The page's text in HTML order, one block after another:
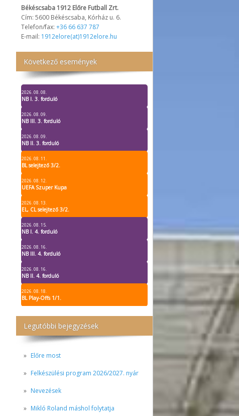
Békéscsaba 1912 Előre Futball Zrt.
Cím: 5600 Békéscsaba, Kórház u. 6.
Telefon/fax: +36 66 637 787
E-mail: 1912elore(at)1912elore.hu
Következő események
2026. 08. 08.
NB I. 3. forduló
2026. 08. 09.
NB III. 3. forduló
2026. 08. 09.
NB II. 3. forduló
2026. 08. 11.
BL selejtező 3/2.
2026. 08. 12.
UEFA Szuper Kupa
2026. 08. 13.
EL, CL selejtező 3/2.
2026. 08. 15.
NB I. 4. forduló
2026. 08. 16.
NB III. 4. forduló
2026. 08. 16.
NB II. 4. forduló
2026. 08. 18.
BL Play-Offs 1/1.
Legutóbbi bejegyzések
Előre most
Felkészülési program 2026/2027. nyár
Nevezések
Mikló Roland máshol folytatja